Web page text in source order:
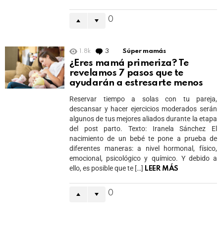
0
1.8k 3 Comments
Súper mamás
¿Eres mamá primeriza? Te
revelamos 7 pasos que te
ayudarán a estresarte menos
Reservar tiempo a solas con tu pareja,
descansar y hacer ejercicios moderados serán
algunos de tus mejores aliados durante la etapa
del post parto. Texto: Iranela Sánchez El
nacimiento de un bebé te pone a prueba de
diferentes maneras: a nivel hormonal, físico,
emocional, psicológico y químico. Y debido a
ello, es posible que te […] LEER MÁS
0